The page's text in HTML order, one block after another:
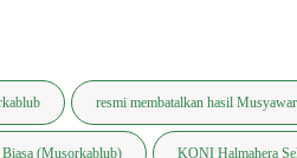
resmi membatalkan hasil
(Musorkablub) KONI Halmahera